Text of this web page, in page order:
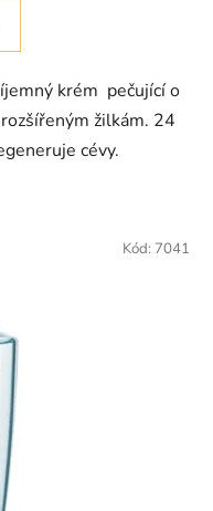
krém pečující o
žilkám. 24
cévy.
Kód: 7041